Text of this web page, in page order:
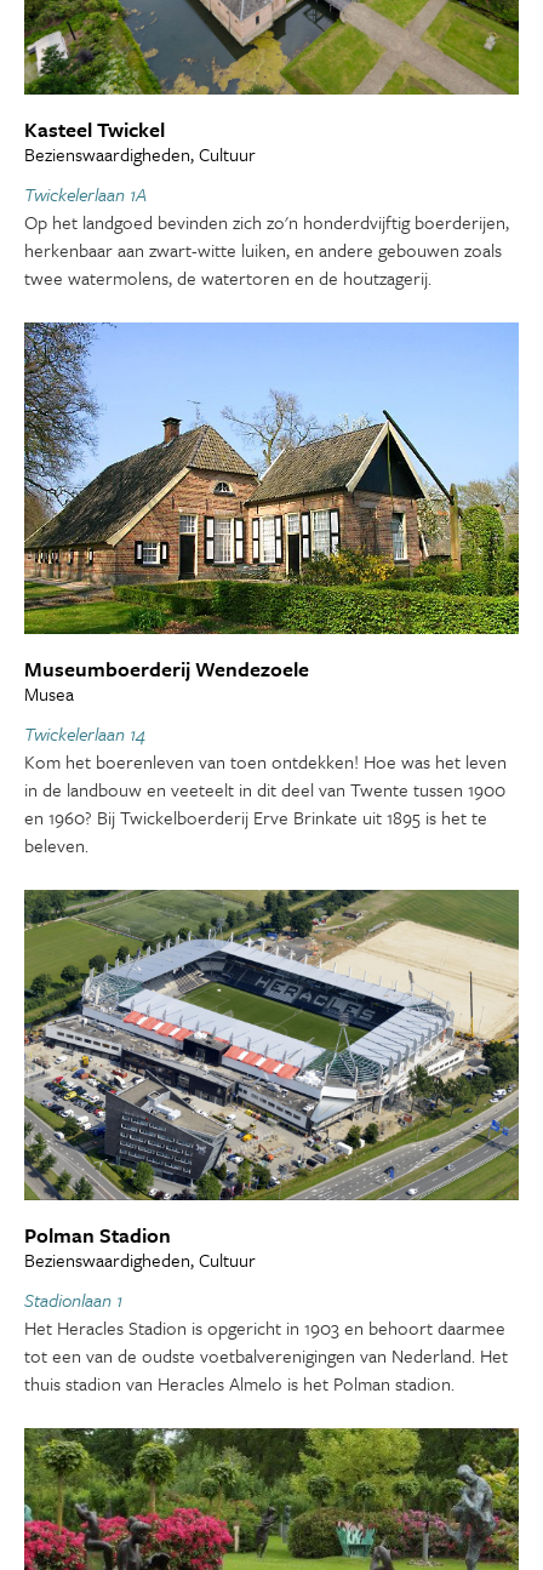
Kasteel Twickel
Bezienswaardigheden, Cultuur
Twickelerlaan 1A
Op het landgoed bevinden zich zo'n honderdvijftig boerderijen,
herkenbaar aan zwart-witte luiken, en andere gebouwen zoals
twee watermolens, de watertoren en de houtzagerij.
Museumboerderij Wendezoele
Musea
Twickelerlaan 14
Kom het boerenleven van toen ontdekken! Hoe was het leven
in de landbouw en veeteelt in dit deel van Twente tussen 1900
en 1960? Bij Twickelboerderij Erve Brinkate uit 1895 is het te
beleven.
Polman Stadion
Bezienswaardigheden, Cultuur
Stadionlaan 1
Het Heracles Stadion is opgericht in 1903 en behoort daarmee
tot een van de oudste voetbalverenigingen van Nederland. Het
thuis stadion van Heracles Almelo is het Polman stadion.